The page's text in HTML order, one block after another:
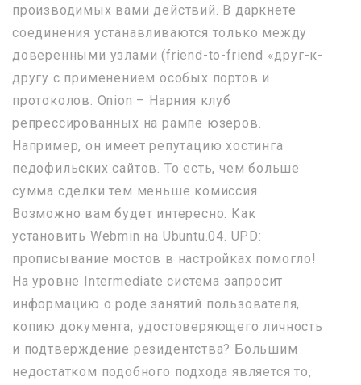
производимых вами действий. В даркнете
соединения устанавливаются только между
доверенными узлами (friend-to-friend «друг-к-
другу с применением особых портов и
протоколов. Onion – Нарния клуб
репрессированных на рампе юзеров.
Например, он имеет репутацию хостинга
педофильских сайтов. То есть, чем больше
сумма сделки тем меньше комиссия.
Возможно вам будет интересно: Как
установить Webmin на Ubuntu.04. UPD:
прописывание мостов в настройках помогло!
На уровне Intermediate система запросит
информацию о роде занятий пользователя,
копию документа, удостоверяющего личность
и подтверждение резидентства? Большим
недостатком подобного подхода является то,